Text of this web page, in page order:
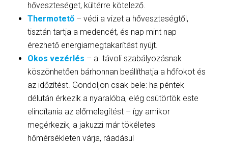
hőveszteséget, kültérre kötelező.
Thermotető – védi a vizet a hőveszteségtől,
tisztán tartja a medencét, és nap mint nap
érezhető energiamegtakarítást nyújt.
Okos vezérlés – a távoli szabályozásnak
köszönhetően bárhonnan beállíthatja a hőfokot és
az időzítést. Gondoljon csak bele: ha péntek
délután érkezik a nyaralóba, elég csütörtök este
elindítania az előmelegítést – így amikor
megérkezik, a jakuzzi már tökéletes
hőmérsékleten várja, ráadásul